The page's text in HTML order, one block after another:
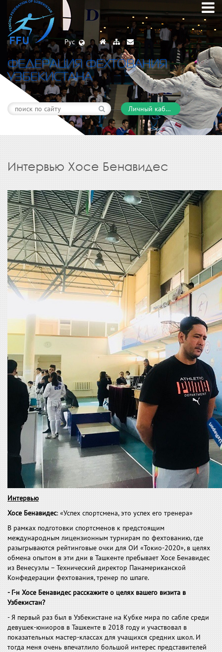
Рус
ФЕДЕРАЦИЯ ФЕХТОВАНИЯ
УЗБЕКИСТАНА
Личный кабинет
Интервью Хосе Бенавидес
Интервью
Хосе Бенавидес: «Успех спортсмена, это успех его тренера»
В рамках подготовки спортсменов к предстоящим
международным лицензионным турнирам по фехтованию, где
разыгрываются рейтинговые очки для ОИ «Токио-2020», в целях
обмена опытом в эти дни в Ташкенте пребывает Хосе Бенавидес
из Венесуэлы – Технический директор Панамериканской
Конфедерации фехтования, тренер по шпаге.
- Г-н Хосе Бенавидес расскажите о целях вашего визита в
Узбекистан?
- Я первый раз был в Узбекистане на Кубке мира по сабле среди
девушек-юниоров в Ташкенте в 2018 году и участвовал в
показательных мастер-классах для учащихся средних школ. И
тогда меня очень впечатлило большой интерес представителей